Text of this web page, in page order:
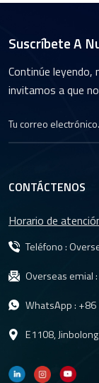
Suscríbete A
Continúe
invitamos a que
CONTÁCTENOS
Horario de
Teléfono :
Overseas emial :
WhatsApp :
E1108,